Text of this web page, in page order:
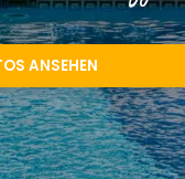
ANSEHEN